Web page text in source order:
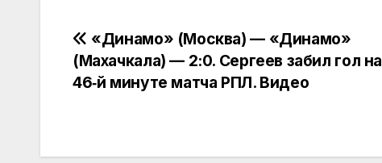
Навигация
по
«Динамо» (Москва) — «Динамо»
(Махачкала) — 2:0. Сергеев забил гол на
46‑й минуте матча РПЛ. Видео